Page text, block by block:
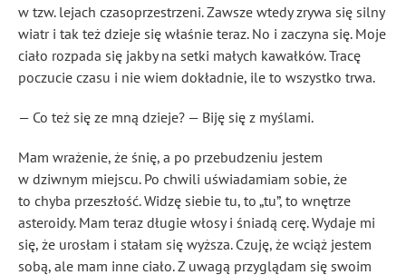
w tzw. lejach czasoprzestrzeni. Zawsze wtedy zrywa się silny
wiatr i tak też dzieje się właśnie teraz. No i zaczyna się. Moje
ciało rozpada się jakby na setki małych kawałków. Tracę
poczucie czasu i nie wiem dokładnie, ile to wszystko trwa.
— Co też się ze mną dzieje? — Biję się z myślami.
Mam wrażenie, że śnię, a po przebudzeniu jestem
w dziwnym miejscu. Po chwili uświadamiam sobie, że
to chyba przeszłość. Widzę siebie tu, to „tu”, to wnętrze
asteroidy. Mam teraz długie włosy i śniadą cerę. Wydaje mi
się, że urosłam i stałam się wyższa. Czuję, że wciąż jestem
sobą, ale mam inne ciało. Z uwagą przyglądam się swoim